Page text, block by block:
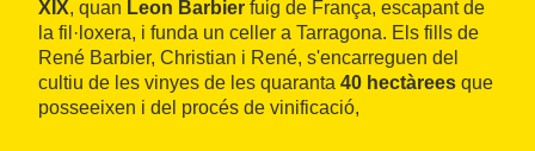
XIX, quan Leon Barbier fuig de França, escapant de
la fil·loxera, i funda un celler a Tarragona. Els fills de
René Barbier, Christian i René, s'encarreguen del
cultiu de les vinyes de les quaranta 40 hectàrees que
posseeixen i del procés de vinificació,